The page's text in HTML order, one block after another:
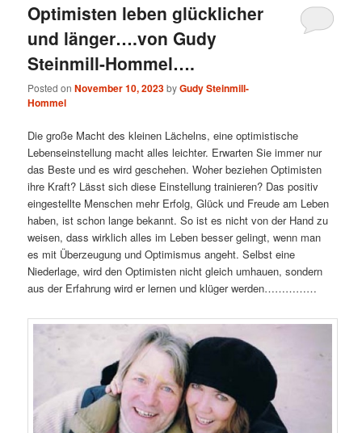
Optimisten leben glücklicher
und länger….von Gudy
Steinmill-Hommel….
Posted onNovember 10, 2023byGudy Steinmill-
Hommel
Die große Macht des kleinen Lächelns, eine optimistische
Lebenseinstellung macht alles leichter. Erwarten Sie immer nur
das Beste und es wird geschehen. Woher beziehen Optimisten
ihre Kraft? Lässt sich diese Einstellung trainieren? Das positiv
eingestellte Menschen mehr Erfolg, Glück und Freude am Leben
haben, ist schon lange bekannt. So ist es nicht von der Hand zu
weisen, dass wirklich alles im Leben besser gelingt, wenn man
es mit Überzeugung und Optimismus angeht. Selbst eine
Niederlage, wird den Optimisten nicht gleich umhauen, sondern
aus der Erfahrung wird er lernen und klüger werden……………